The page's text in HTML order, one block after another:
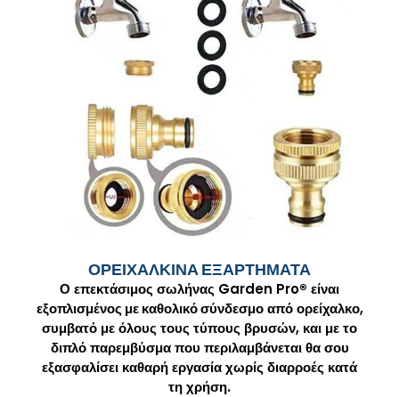
ΟΡΕΙΧΑΛΚΙΝΑ ΕΞΑΡΤΗΜΑΤΑ
Ο επεκτάσιμος σωλήνας Garden Pro® είναι
εξοπλισμένος με καθολικό σύνδεσμοαπό ορείχαλκο,
συμβατό με όλους τους τύπους βρυσών, και με το
διπλό παρεμβύσμα που περιλαμβάνεται θα σου
εξασφαλίσει καθαρή εργασία χωρίς διαρροές κατά
τη χρήση.